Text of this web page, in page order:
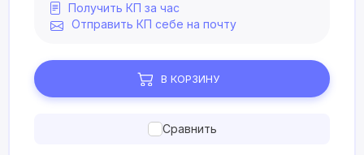
Получить КП за час
Отправить КП себе на почту
В КОРЗИНУ
Сравнить